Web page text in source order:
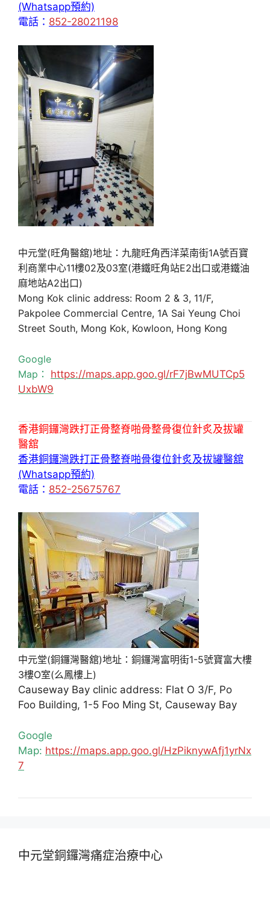
(Whatsapp預約)
電話： 852-28021198
中元堂(旺角醫舘)地址：九龍旺角西洋菜南街1A號百寶
利商業中心11樓02及03室(港鐵旺角站E2出口或港鐵油
麻地站A2出口)
Mong Kok clinic address: Room 2 & 3, 11/F,
Pakpolee Commercial Centre, 1A Sai Yeung Choi
Street South, Mong Kok, Kowloon, Hong Kong
Google
Map： https://maps.app.goo.gl/rF7jBwMUTCp5
UxbW9
香港銅鑼灣跌打正骨整脊啪骨整骨復位針炙及拔罐
醫舘
香港銅鑼灣跌打正骨整脊啪骨復位針炙及拔罐醫舘
(Whatsapp預約)
電話： 852-25675767
中元堂(銅鑼灣醫舘)地址：銅鑼灣富明街1-5號寶富大樓
3樓O室(么鳳樓上)
Causeway Bay clinic address: Flat O 3/F, Po
Foo Building, 1-5 Foo Ming St, Causeway Bay
Google
Map: https://maps.app.goo.gl/HzPiknywAfj1yrNx
7
中元堂銅鑼灣痛症治療中心